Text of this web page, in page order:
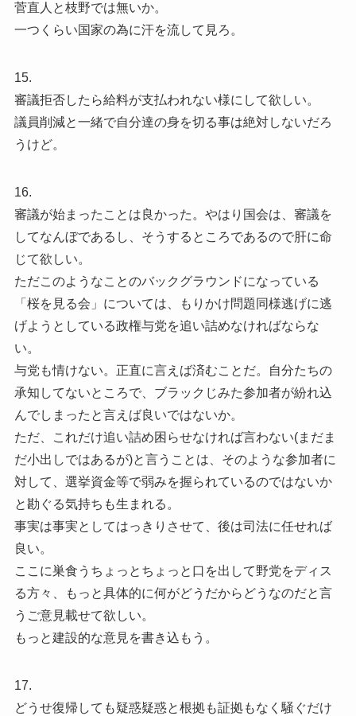
菅直人と枝野では無いか。
一つくらい国家の為に汗を流して見ろ。
15.
審議拒否したら給料が支払われない様にして欲しい。
議員削減と一緒で自分達の身を切る事は絶対しないだろ
うけど。
16.
審議が始まったことは良かった。やはり国会は、審議を
してなんぼであるし、そうするところであるので肝に命
じて欲しい。
ただこのようなことのバックグラウンドになっている
「桜を見る会」については、もりかけ問題同様逃げに逃
げようとしている政権与党を追い詰めなければならな
い。
与党も情けない。正直に言えば済むことだ。自分たちの
承知してないところで、ブラックじみた参加者が紛れ込
んでしまったと言えば良いではないか。
ただ、これだけ追い詰め困らせなければ言わない(まだま
だ小出しではあるが)と言うことは、そのような参加者に
対して、選挙資金等で弱みを握られているのではないか
と勘ぐる気持ちも生まれる。
事実は事実としてはっきりさせて、後は司法に任せれば
良い。
ここに巣食うちょっとちょっと口を出して野党をディス
る方々、もっと具体的に何がどうだからどうなのだと言
うご意見載せて欲しい。
もっと建設的な意見を書き込もう。
17.
どうせ復帰しても疑惑疑惑と根拠も証拠もなく騒ぐだけ